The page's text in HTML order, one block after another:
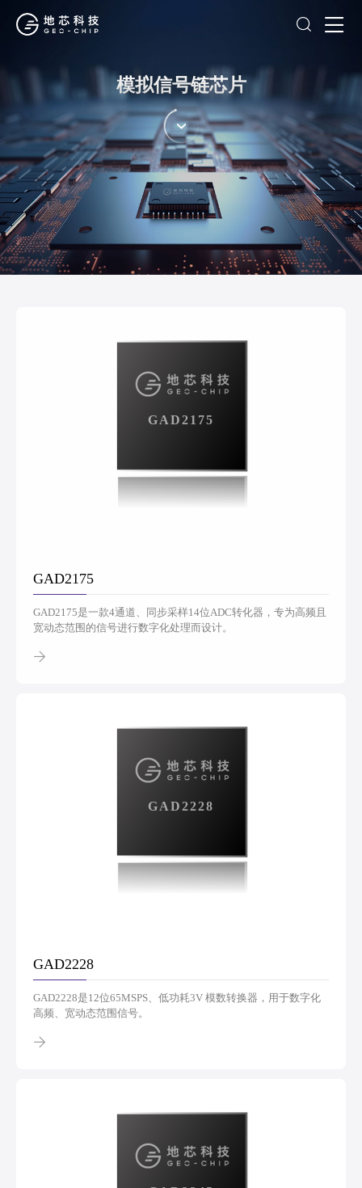
模拟信号链芯片
GAD2175
GAD2175
GAD2175是一款4通道、同步采样14位ADC转化器，专为高频且
宽动态范围的信号进行数字化处理而设计。
GAD2228
GAD2228
GAD2228是12位65MSPS、低功耗3V 模数转换器，用于数字化
高频、宽动态范围信号。